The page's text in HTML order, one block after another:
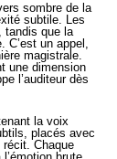
sombre de la
subtile. Les
tandis que la
C’est un appel,
magistrale.
une dimension
l’auditeur dès
la voix
placés avec
Chaque